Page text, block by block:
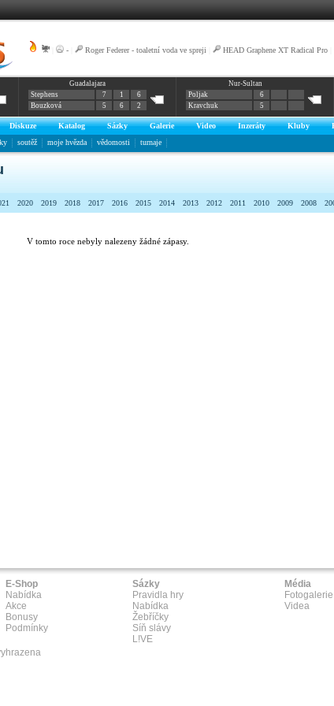
- Roger Federer - toaletní voda ve spreji HEAD Graphene XT Radical Pro
Guadalajara
Stephens
7 1
6
Bouzková
5 6 2
Nur-Sultan
Poljak
6
Kravchuk
5
Diskuze Katalog Sázky Galerie Video Inzeráty Kluby
soutěž moje hvězda vědomosti turnaje
2020 2019 2018 2017 2016 2015 2014 2013 2012 2011 2010 2009 2008
V tomto roce nebyly nalezeny žádné zápasy.
E-Shop
Nabídka
Akce
Bonusy
Podmínky
Sázky
Pravidla hry
Nabídka
Žebříčky
Síň slávy
L!VE
Média
Fotogalerie
Videa